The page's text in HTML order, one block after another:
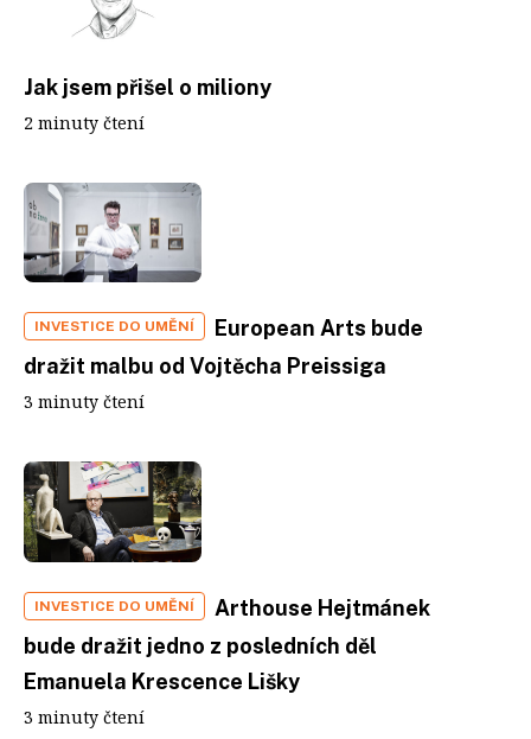
Jak jsem přišel o miliony
2 minuty čtení
INVESTICE DO UMĚNÍ
European Arts bude
dražit malbu od Vojtěcha Preissiga
3 minuty čtení
INVESTICE DO UMĚNÍ
Arthouse Hejtmánek
bude dražit jedno z posledních děl
Emanuela Krescence Lišky
3 minuty čtení